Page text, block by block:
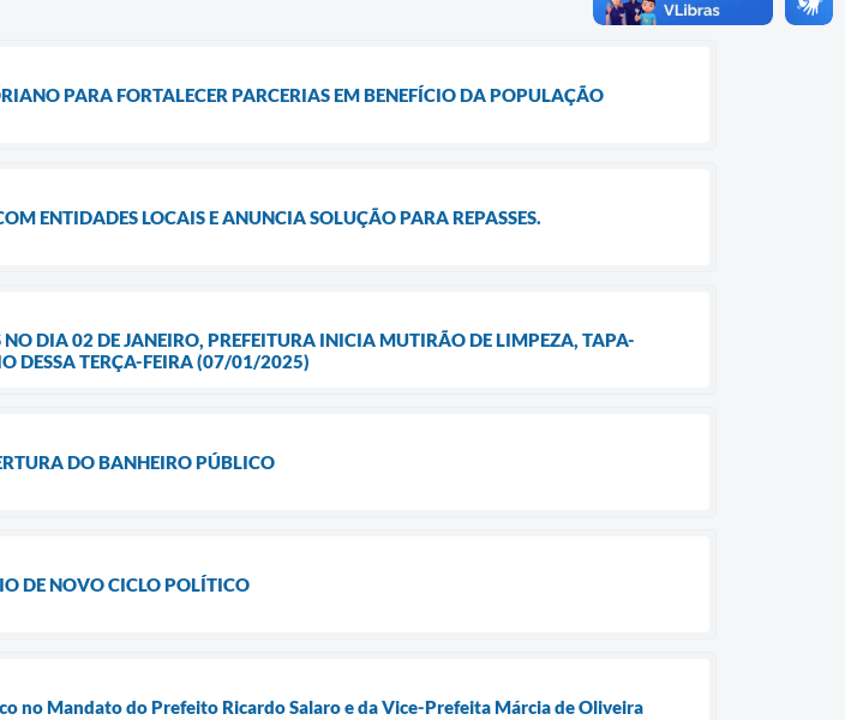
PARA FORTALECER PARCERIAS EM BENEFÍCIO DA POPULAÇÃO
ENTIDADES LOCAIS E ANUNCIA SOLUÇÃO PARA REPASSES.
DIA 02 DE JANEIRO, PREFEITURA INICIA MUTIRÃO DE LIMPEZA, TAPA-
DESSA TERÇA-FEIRA (07/01/2025)
DO BANHEIRO PÚBLICO
DE NOVO CICLO POLÍTICO
no Mandato do Prefeito Ricardo Salaro e da Vice-Prefeita Márcia de Oliveira